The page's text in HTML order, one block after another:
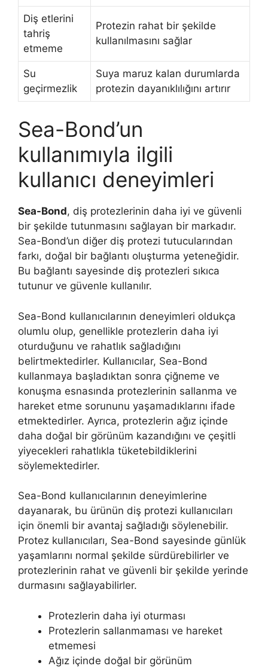
Diş etlerini
tahriş
etmeme
Protezin rahat bir şekilde
kullanılmasını sağlar
Su
geçirmezlik
Suya maruz kalan durumlarda
protezin dayanıklılığını artırır
Sea-Bond’un
kullanımıyla ilgili
kullanıcı deneyimleri
Sea-Bond, diş protezlerinin daha iyi ve güvenli
bir şekilde tutunmasını sağlayan bir markadır.
Sea-Bond’un diğer diş protezi tutucularından
farkı, doğal bir bağlantı oluşturma yeteneğidir.
Bu bağlantı sayesinde diş protezleri sıkıca
tutunur ve güvenle kullanılır.
Sea-Bond kullanıcılarının deneyimleri oldukça
olumlu olup, genellikle protezlerin daha iyi
oturduğunu ve rahatlık sağladığını
belirtmektedirler. Kullanıcılar, Sea-Bond
kullanmaya başladıktan sonra çiğneme ve
konuşma esnasında protezlerinin sallanma ve
hareket etme sorununu yaşamadıklarını ifade
etmektedirler. Ayrıca, protezlerin ağız içinde
daha doğal bir görünüm kazandığını ve çeşitli
yiyecekleri rahatlıkla tüketebildiklerini
söylemektedirler.
Sea-Bond kullanıcılarının deneyimlerine
dayanarak, bu ürünün diş protezi kullanıcıları
için önemli bir avantaj sağladığı söylenebilir.
Protez kullanıcıları, Sea-Bond sayesinde günlük
yaşamlarını normal şekilde sürdürebilirler ve
protezlerinin rahat ve güvenli bir şekilde yerinde
durmasını sağlayabilirler.
Protezlerin daha iyi oturması
Protezlerin sallanmaması ve hareket
etmemesi
Ağız içinde doğal bir görünüm